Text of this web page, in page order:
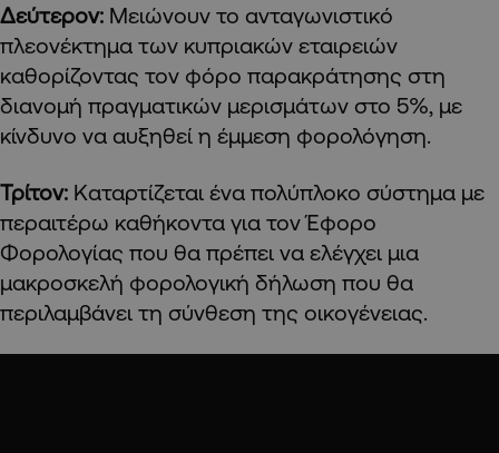
Δεύτερον: Μειώνουν το ανταγωνιστικό
πλεονέκτημα των κυπριακών εταιρειών
καθορίζοντας τον φόρο παρακράτησης στη
διανομή πραγματικών μερισμάτων στο 5%, με
κίνδυνο να αυξηθεί η έμμεση φορολόγηση.
Τρίτον: Καταρτίζεται ένα πολύπλοκο σύστημα με
περαιτέρω καθήκοντα για τον Έφορο
Φορολογίας που θα πρέπει να ελέγχει μια
μακροσκελή φορολογική δήλωση που θα
περιλαμβάνει τη σύνθεση της οικογένειας.